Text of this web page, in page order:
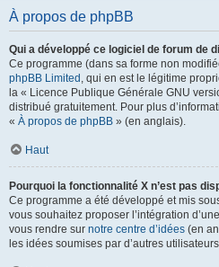
À propos de phpBB
Qui a développé ce logiciel de forum de
Ce programme (dans sa forme non
phpBB Limited , qui en est le légitime
la « Licence Publique Générale GNU
distribué gratuitement. Pour plus
« À propos de phpBB » (en anglais).
Haut
Pourquoi la fonctionnalité X n’est pas
Ce programme a été développé et mis
vous souhaitez proposer l’intégration
vous rendre sur notre centre d’idées (en
les idées soumises par d’autres